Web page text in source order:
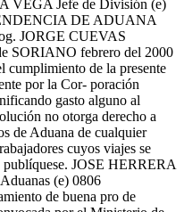
Jefe de División (e)
DE ADUANA
JORGE CUEVAS
SORIANO febrero del 2000
cumplimiento de la presente
por la Cor- poración
gasto alguno al
no otorga derecho a
de Aduana de cualquier
cuyos viajes se
publíquese. JOSE HERRERA
(e) 0806
de buena pro de